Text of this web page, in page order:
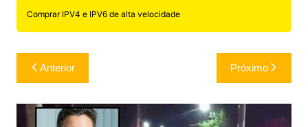
Comprar IPV4 e IPV6 de alta velocidade
Navegação
de
Post
Anterior Próximo